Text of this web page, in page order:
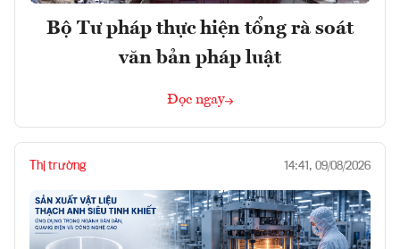
Bộ Tư pháp thực hiện tổng rà soát
văn bản pháp luật
Đọc ngay
Thị trường 14:41, 09/08/2026